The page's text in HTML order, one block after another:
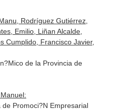
Rodríguez Gutiérrez,
Emilio, Liñan Alcalde,
Cumplido, Francisco Javier,
de la Provincia de
Promoci?N Empresarial